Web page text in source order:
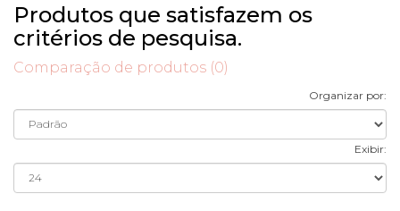
Produtos que satisfazem os
critérios de pesquisa.
Comparação de produtos (0)
Organizar por:
Exibir: